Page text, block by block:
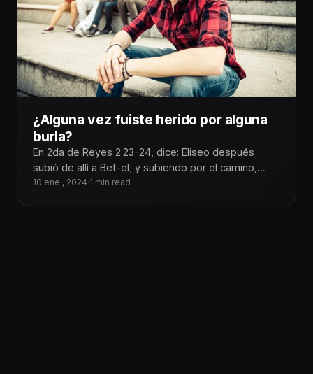
¿Alguna vez fuiste herido por alguna
burla?
En 2da de Reyes 2:23-24, dice: Eliseo después
subió de allí a Bet-el; y subiendo por el camino,
salieron
10 ene., 2024·1 min read